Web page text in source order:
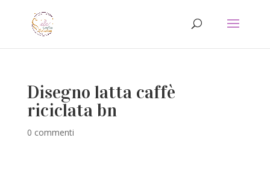
Disegno latta caffè
riciclata bn
0 commenti